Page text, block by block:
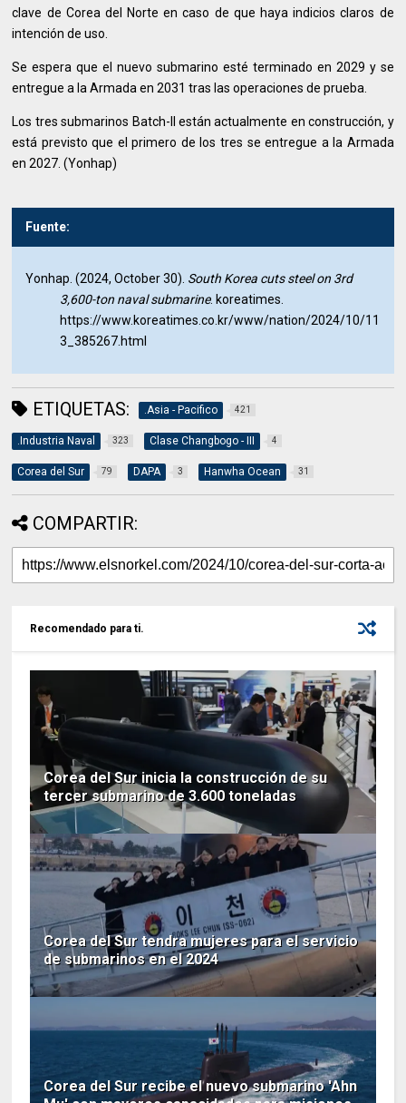
clave de Corea del Norte en caso de que haya indicios claros de
intención de uso.
Se espera que el nuevo submarino esté terminado en 2029 y se
entregue a la Armada en 2031 tras las operaciones de prueba.
Los tres submarinos Batch-II están actualmente en construcción, y
está previsto que el primero de los tres se entregue a la Armada
en 2027. (Yonhap)
Fuente:
Yonhap. (2024, October 30). South Korea cuts steel on 3rd
3,600-ton naval submarine. koreatimes.
https://www.koreatimes.co.kr/www/nation/2024/10/11
3_385267.html
ETIQUETAS: .Asia - Pacifico 421
.Industria Naval 323 Clase Changbogo - III 4
Corea del Sur 79 DAPA 3 Hanwha Ocean 31
COMPARTIR:
Recomendado para ti.
Corea del Sur inicia la construcción de su
tercer submarino de 3.600 toneladas
Corea del Sur tendra mujeres para el servicio
de submarinos en el 2024
Corea del Sur recibe el nuevo submarino 'Ahn